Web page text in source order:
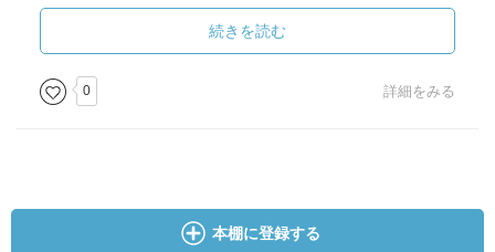
ただ、こういう本を読むと、じゃあ、子の教育費にお金を
かけてはいけないのか、とも思うのですが、あまり厳しく
するのもどうかとも思ったり。難しいです。
本の中にも触れられていましたが、「教育費もリストラ」
うちは年収300万円と言うわけではないのですが、私立小学
続きを読む
0 詳細をみる
本棚に登録する